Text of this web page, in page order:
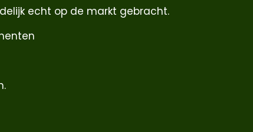
echt op de markt gebracht.